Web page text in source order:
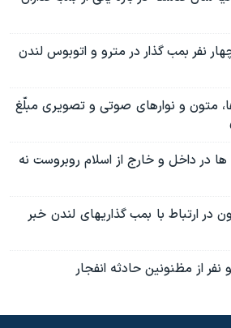
نفر بمب گذار در مترو و اتوبوس لندن
متون و نوارهای صوتی و تصويری مبلّغ
ها در داخل و خارج از اسلام روبروست نه
ارتباط با بمب گذاريهای لندن خبر
از مظنونين حادثه انفجار